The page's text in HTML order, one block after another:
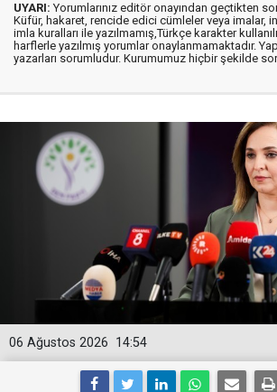
UYARI: Yorumlarınız editör onayından geçtikten
Küfür, hakaret, rencide edici cümleler veya imalar,
imla kuralları ile yazılmamış,Türkçe karakter
harflerle yazılmış yorumlar onaylanmamaktadır.
yazarları sorumludur. Kurumumuz hiçbir şekilde
14:54
06 Ağustos 2026